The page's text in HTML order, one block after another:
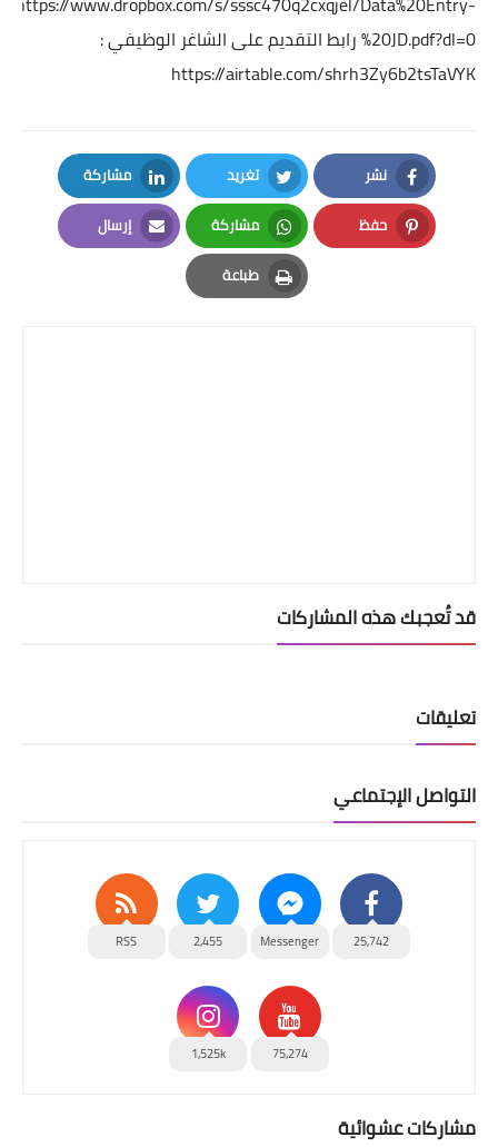
%20JD.pdf?dl=0رابط التقديم على الشاغر الوظيفي :
https://airtable.com/shrh3Zy6b2tsTaVYK
نشر
Facebook
تغريد
Twitter
مشاركة
LinkedIn
حفظ
Pinterest
مشاركة
Whatsapp
إرسال
Email
طباعة
Print
قد تُعجبك هذه المشاركات
تعليقات
التواصل الإجتماعي
25,742
Messenger
2,455
RSS
75,274
1,525k
مشاركات عشوائية